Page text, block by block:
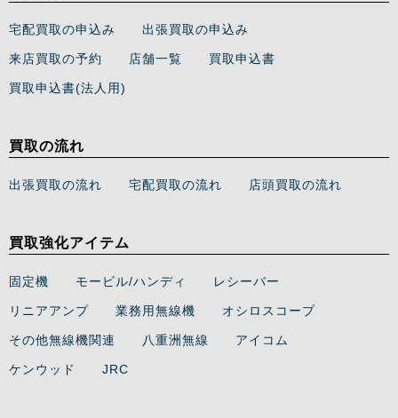
宅配買取の申込み 出張買取の申込み
来店買取の予約 店舗一覧 買取申込書
買取申込書(法人用)
買取の流れ
出張買取の流れ 宅配買取の流れ 店頭買取の流れ
買取強化アイテム
固定機 モービル/ハンディ レシーバー
リニアアンプ 業務用無線機 オシロスコープ
その他無線機関連 八重洲無線 アイコム
ケンウッド JRC